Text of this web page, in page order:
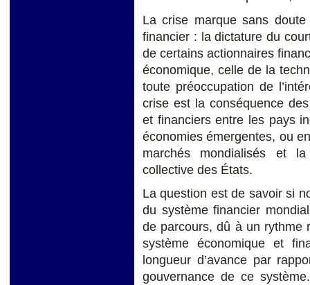
La crise marque sans
financier : la dictature du
de certains actionnaires
économique, celle de la
toute préoccupation de
crise est la conséquence
et financiers entre les pays
économies émergentes, ou
marchés mondialisés et
collective des États.
La question est de savoir si
du système financier
de parcours, dû à un rythme
système économique et
longueur d’avance par
gouvernance de ce